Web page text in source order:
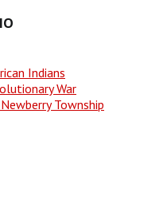
Indians
War
Township